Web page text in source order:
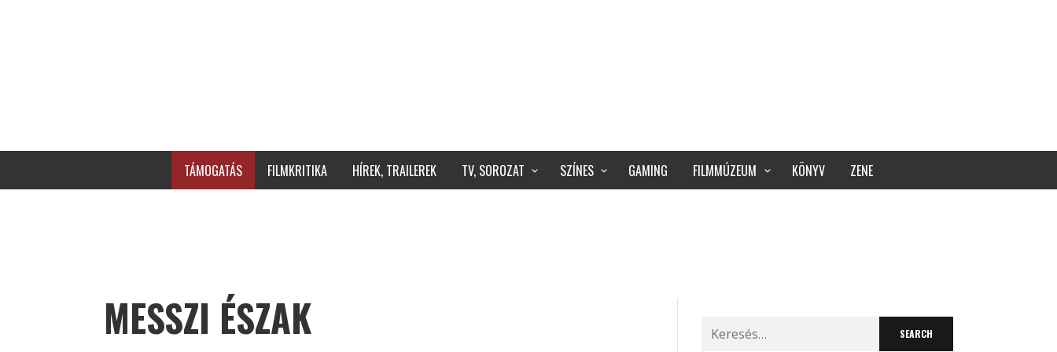
TÁMOGATÁS FILMKRITIKA HÍREK, TRAILEREK TV, SOROZAT SZÍNES GAMING FILMMÚZEUM KÖNYV ZENE
MESSZI ÉSZAK
Search
for: